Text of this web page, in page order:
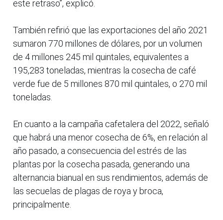
este retraso”, explicó.
También refirió que las exportaciones del año 2021
sumaron 770 millones de dólares, por un volumen
de 4 millones 245 mil quintales, equivalentes a
195,283 toneladas, mientras la cosecha de café
verde fue de 5 millones 870 mil quintales, o 270 mil
toneladas.
En cuanto a la campaña cafetalera del 2022, señaló
que habrá una menor cosecha de 6%, en relación al
año pasado, a consecuencia del estrés de las
plantas por la cosecha pasada, generando una
alternancia bianual en sus rendimientos, además de
las secuelas de plagas de roya y broca,
principalmente.